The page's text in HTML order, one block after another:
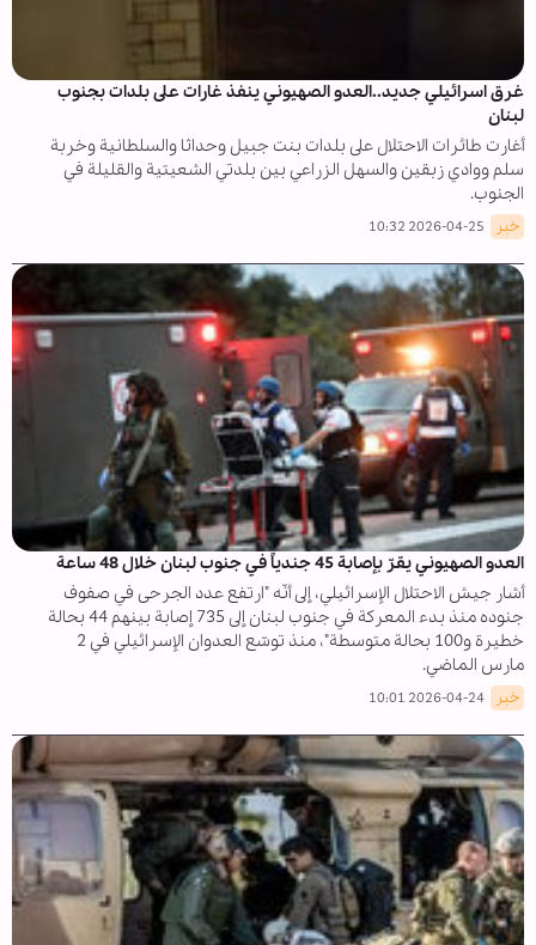
غرق اسرائيلي جديد..العدو الصهيوني ينفذ غارات على بلدات بجنوب
لبنان
أغارت طائرات الاحتلال على بلدات بنت جبيل وحداثا والسلطانية وخربة
سلم ووادي زبقين والسهل الزراعي بين بلدتي الشعيتية والقليلة في
الجنوب.
خبر 2026-04-25 10:32
العدو الصهيوني يقرّ بإصابة 45 جندياً في جنوب لبنان خلال 48 ساعة
أشار جيش الاحتلال الإسرائيلي، إلى أنّه "ارتفع عدد الجرحى في صفوف
جنوده منذ بدء المعركة في جنوب لبنان إلى 735 إصابة بينهم 44 بحالة
خطيرة و100 بحالة متوسطة"، منذ توسّع العدوان الإسرائيلي في 2
مارس الماضي.
خبر 2026-04-24 10:01